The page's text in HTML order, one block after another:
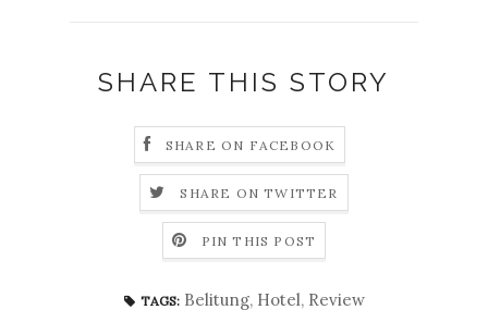
SHARE THIS STORY
SHARE ON FACEBOOK
SHARE ON TWITTER
PIN THIS POST
TAGS: Belitung, Hotel, Review